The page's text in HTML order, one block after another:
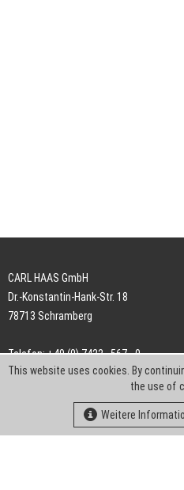
CARL HAAS GmbH
Dr.-Konstantin-Hank-Str. 18
78713 Schramberg
Telefon: +49 (0) 7422 . 567 - 0
Telefax: +49 (0) 7422 . 567 - 239
info-ch@kern-liebers.com
This website uses cookies. By
the use of
Weitere